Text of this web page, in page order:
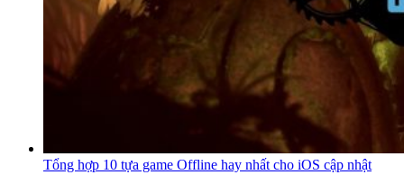
Tổng hợp 10 tựa game Offline hay nhất cho iOS cập nhật